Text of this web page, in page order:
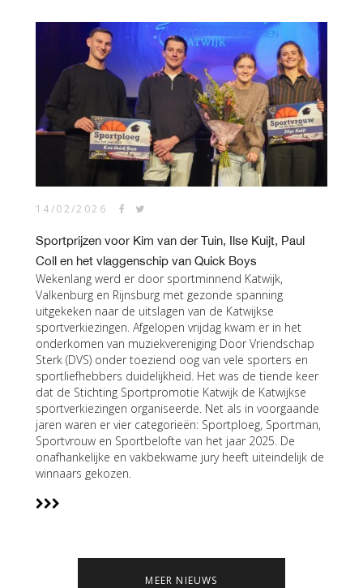
14/02/2026
Sportprijzen voor Kim van der Tuin, Ilse Kuijt, Paul
Coll en het vlaggenschip van Quick Boys
Wekenlang werd er door sportminnend Katwijk,
Valkenburg en Rijnsburg met gezonde spanning
uitgekeken naar de uitslagen van de Katwijkse
sportverkiezingen. Afgelopen vrijdag kwam er in het
onderkomen van muziekvereniging Door Vriendschap
Sterk (DVS) onder toeziend oog van vele sporters en
sportliefhebbers duidelijkheid. Het was de tiende keer
dat de Stichting Sportpromotie Katwijk de Katwijkse
sportverkiezingen organiseerde. Net als in voorgaande
jaren waren er vier categorieën: Sportploeg, Sportman,
Sportvrouw en Sportbelofte van het jaar 2025. De
onafhankelijke en vakbekwame jury heeft uiteindelijk de
winnaars gekozen.
MEER NIEUWS